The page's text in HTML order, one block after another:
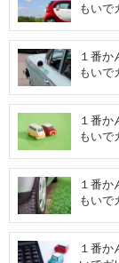
もいで
１番か
もいで
１番か
もいで
１番か
もいで
１番か